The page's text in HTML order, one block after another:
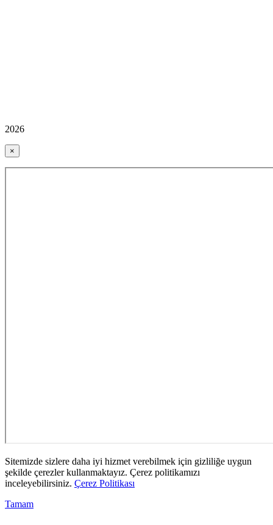
2026
×
Sitemizde sizlere daha iyi hizmet verebilmek için gizliliğe uygun
şekilde çerezler kullanmaktayız. Çerez politikamızı
inceleyebilirsiniz. Çerez Politikası
Tamam